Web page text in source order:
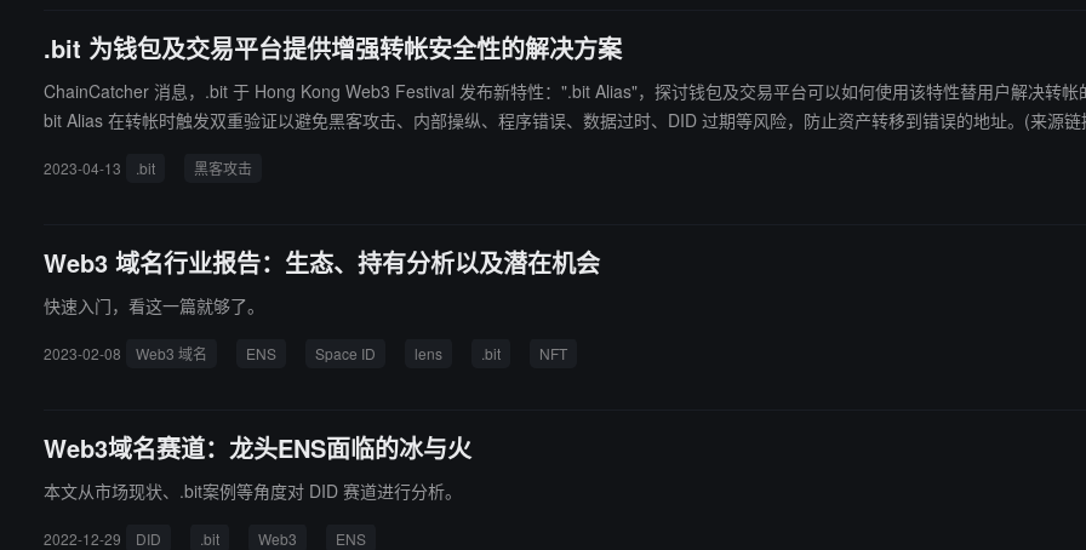
.bit 为钱包及交易平台提供增强转帐安全性的解决方案
ChainCatcher 消息，.bit 于 Hong Kong Web3 Festival 发布新特性：".bit Alias"，探讨钱包及交易平台可以如何使用该特性替用户解决转
bit Alias 在转帐时触发双重验证以避免黑客攻击、内部操纵、程序错误、数据过时、DID 过期等风险，防止资产转移到错误的地址。(来源链
2023-04-13 .bit 黑客攻击
Web3 域名行业报告：生态、持有分析以及潜在机会
快速入门，看这一篇就够了。
2023-02-08 Web3 域名 ENS Space ID lens .bit NFT
Web3域名赛道：龙头ENS面临的冰与火
本文从市场现状、.bit案例等角度对 DID 赛道进行分析。
2022-12-29 DID .bit Web3 ENS